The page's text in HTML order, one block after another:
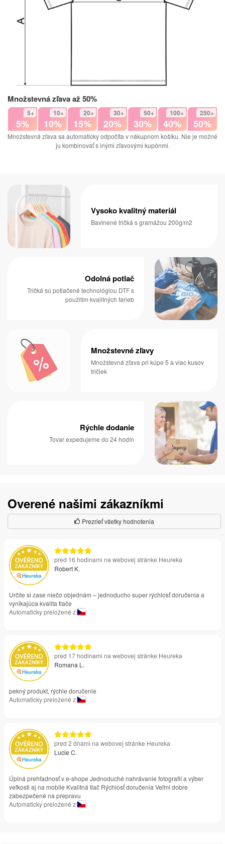
Množstevná zľava až 50%
5+
5%
10+
10%
20+
15%
30+
20%
50+
30%
100+
40%
250+
50%
Množstevná zľava sa automaticky odpočíta v nákupnom košíku. Nie je možné
ju kombinovať s inými zľavovými kupónmi.
Vysoko kvalitný materiál
Bavlnené tričká s gramážou 200g/m2
Odolná potlač
Tričká sú potlačené technológiou DTF s
použitím kvalitných farieb
Množstevné zľavy
Množstevná zľava pri kúpe 5 a viac kusov
tričiek
Rýchle dodanie
Tovar expedujeme do 24 hodín
Overené našimi zákazníkmi
Prezrieť všetky hodnotenia
pred 16 hodinami na webovej stránke Heureka
Robert K.
Určite si zase niečo objednám – jednoducho super rýchlosť doručenia a
vynikajúca kvalita tlače
Automaticky preložené z
pred 17 hodinami na webovej stránke Heureka
Romana L.
pekný produkt, rýchle doručenie
Automaticky preložené z
pred 2 dňami na webovej stránke Heureka
Lucie C.
Úplná prehľadnosť v e-shope Jednoduché nahrávanie fotografií a výber
veľkosti aj na mobile Kvalitná tlač Rýchlosť doručenia Veľmi dobre
zabezpečené na prepravu
Automaticky preložené z